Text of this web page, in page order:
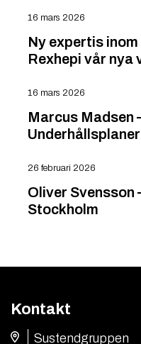
Ny expertis
Rexhepi vår nya
16 mars 2026
Marcus Madsen
16 mars 2026
Oliver Svensson
Stockholm
26 februari 2026
Kontakt
Sustendgruppen